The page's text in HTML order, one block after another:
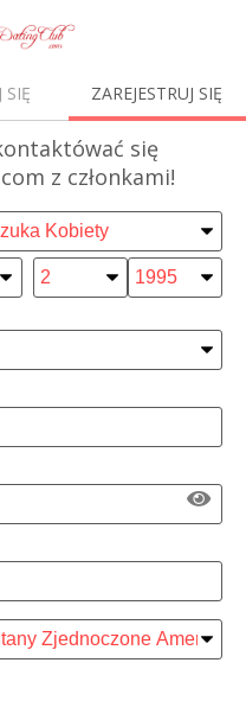
SIĘ ZAREJESTRUJ SIĘ
się
z członkami!